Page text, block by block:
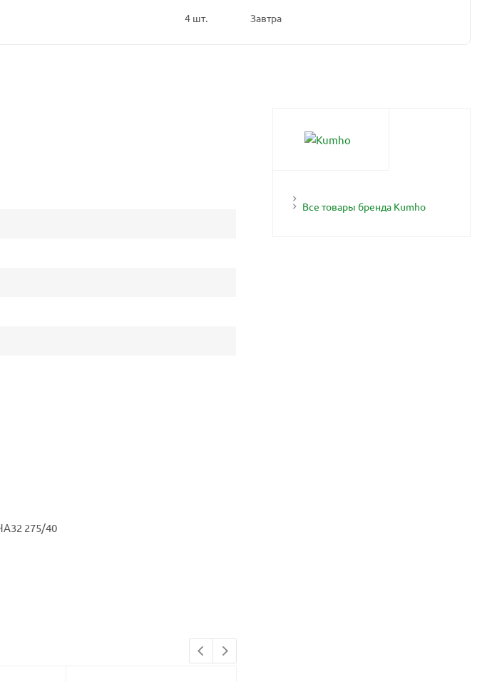
4 шт. Завтра
Все товары бренда Kumho